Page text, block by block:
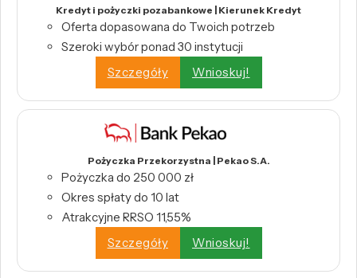
Kredyt i pożyczki pozabankowe | Kierunek Kredyt
Oferta dopasowana do Twoich potrzeb
Szeroki wybór ponad 30 instytucji
Szczegóły
Wnioskuj!
Pożyczka Przekorzystna | Pekao S.A.
Pożyczka do 250 000 zł
Okres spłaty do 10 lat
Atrakcyjne RRSO 11,55%
Szczegóły
Wnioskuj!